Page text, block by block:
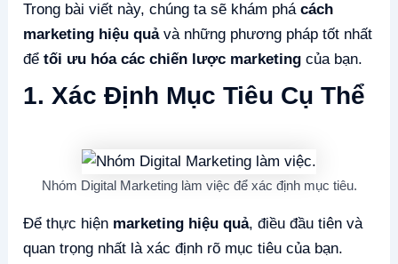
Trong bài viết này, chúng ta sẽ khám phácách
marketing hiệu quảvà những phương pháp tốt nhất
đểtối ưu hóa các chiến lược marketing của bạn.
1. Xác Định Mục Tiêu Cụ Thể
Nhóm Digital Marketing làm việc để xác định mục tiêu.
Để thực hiện marketing hiệu quả, điều đầu tiên và
quan trọng nhất là xác định rõ mục tiêu của bạn.